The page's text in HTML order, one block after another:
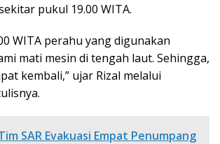
pukul 19.00 WITA.
WITA perahu yang digunakan
mati mesin di tengah laut. Sehingga,
kembali,” ujar Rizal melalui
SAR Evakuasi Empat Penumpang